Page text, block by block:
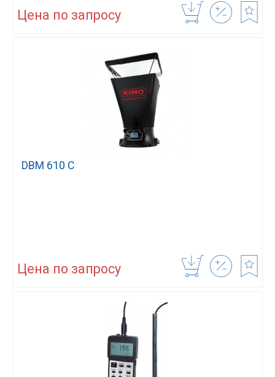
Цена по запросу
DBM 610 C
Цена по запросу